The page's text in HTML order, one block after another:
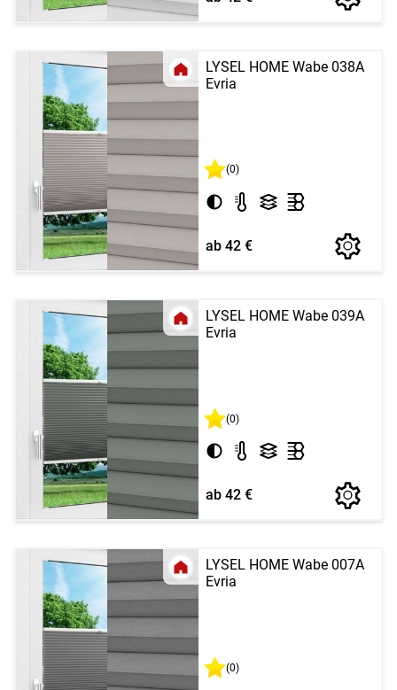
LYSEL HOME Wabe 038A
Evria
(0)
ab 42 €
LYSEL HOME Wabe 039A
Evria
(0)
ab 42 €
LYSEL HOME Wabe 007A
Evria
(0)